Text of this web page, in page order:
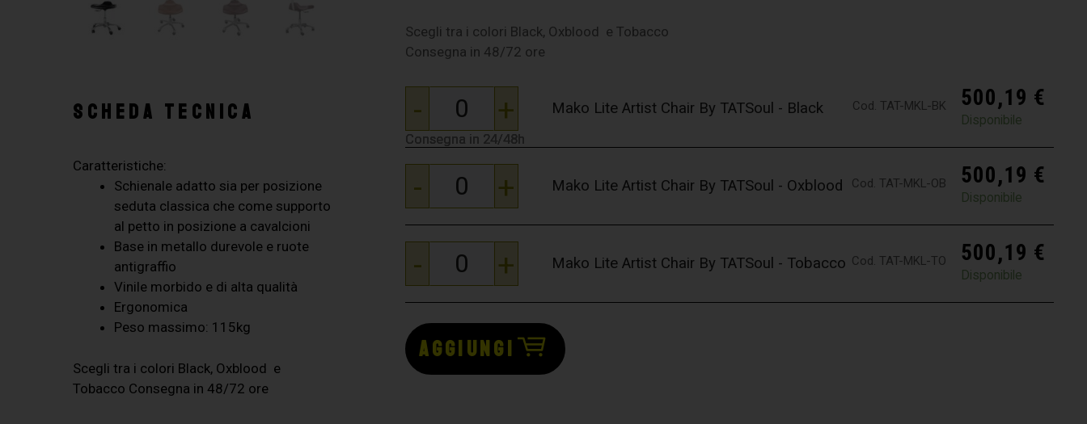
SCHEDA TECNICA
Caratteristiche:
Schienale adatto sia per posizione
seduta classica che come supporto
al petto in posizione a cavalcioni
Base in metallo durevole e ruote
antigraffio
Vinile morbido e di alta qualità
Ergonomica
Peso massimo: 115kg
Scegli tra i colori Black, Oxblood e
Tobacco Consegna in 48/72 ore
Scegli tra i colori Black, Oxblood e Tobacco
Consegna in 48/72 ore
- +
Consegna in 24/48h
Mako Lite Artist Chair By TATSoul - Black Cod. TAT-MKL-BK 500,19 €
Disponibile
- +
Consegna in 24/48h
Mako Lite Artist Chair By TATSoul - Oxblood Cod. TAT-MKL-OB 500,19 €
Disponibile
- +
Consegna in 24/48h
Mako Lite Artist Chair By TATSoul - Tobacco Cod. TAT-MKL-TO 500,19 €
Disponibile
AGGIUNGI